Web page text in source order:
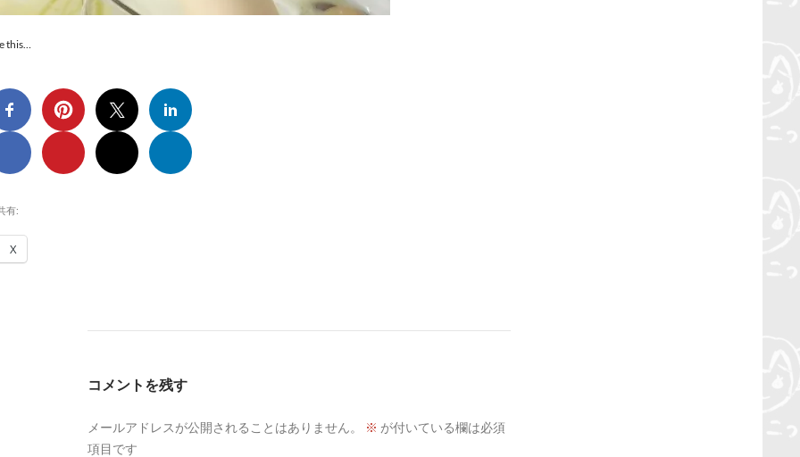
this…
有:
X
コメントを残す
メールアドレスが公開されることはありません。 ※ が付いている欄は必須
項目です